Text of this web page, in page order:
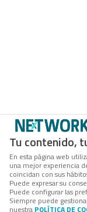
Tu contenido,
En esta página web
una mejor experiencia
coincidan con sus
Puede expresar su
Puede configurar las
Siempre puede
nuestra POLÍTICA DE